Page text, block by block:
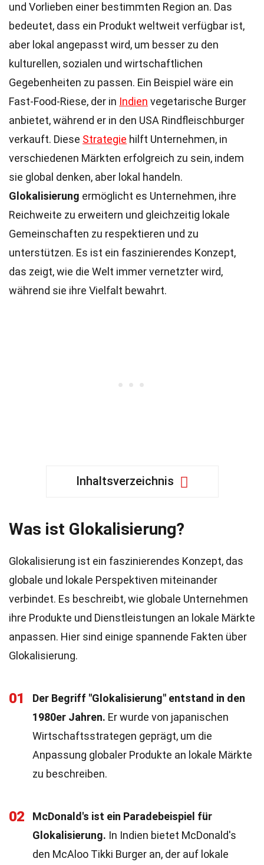
und Vorlieben einer bestimmten Region an. Das
bedeutet, dass ein Produkt weltweit verfügbar ist,
aber lokal angepasst wird, um besser zu den
kulturellen, sozialen und wirtschaftlichen
Gegebenheiten zu passen. Ein Beispiel wäre ein
Fast-Food-Riese, der in Indien vegetarische Burger
anbietet, während er in den USA Rindfleischburger
verkauft. Diese Strategie hilft Unternehmen, in
verschiedenen Märkten erfolgreich zu sein, indem
sie global denken, aber lokal handeln.
Glokalisierung ermöglicht es Unternehmen, ihre
Reichweite zu erweitern und gleichzeitig lokale
Gemeinschaften zu respektieren und zu
unterstützen. Es ist ein faszinierendes Konzept,
das zeigt, wie die Welt immer vernetzter wird,
während sie ihre Vielfalt bewahrt.
Inhaltsverzeichnis
Was ist Glokalisierung?
Glokalisierung ist ein faszinierendes Konzept, das
globale und lokale Perspektiven miteinander
verbindet. Es beschreibt, wie globale Unternehmen
ihre Produkte und Dienstleistungen an lokale Märkte
anpassen. Hier sind einige spannende Fakten über
Glokalisierung.
01
Der Begriff "Glokalisierung" entstand in den
1980er Jahren. Er wurde von japanischen
Wirtschaftsstrategen geprägt, um die
Anpassung globaler Produkte an lokale Märkte
zu beschreiben.
02
McDonald's ist ein Paradebeispiel für
Glokalisierung. In Indien bietet McDonald's
den McAloo Tikki Burger an, der auf lokale